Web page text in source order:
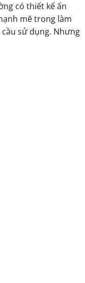
có thiết kế ấn
mẽ trong làm
sử dụng. Nhưng